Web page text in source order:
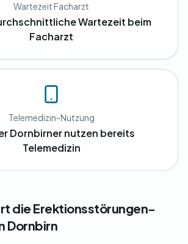
Wartezeit Facharzt
Wartezeit beim
Facharzt
Telemedizin-Nutzung
Dornbirner nutzen bereits
Telemedizin
die Erektionsstörungen-
Dornbirn